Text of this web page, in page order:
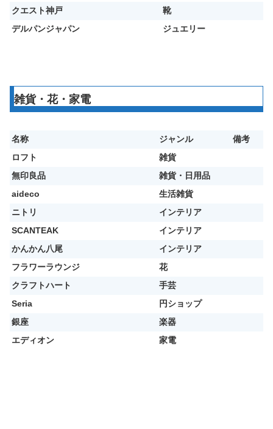
クエスト神戸
靴
デルパンジャパン
ジュエリー
雑貨・花・家電
名称 ジャンル
備考
ロフト
雑貨
無印良品
雑貨・日用品
aideco
生活雑貨
ニトリ
インテリア
SCANTEAK
インテリア
かんかん八尾
インテリア
フラワーラウンジ
花
クラフトハート
手芸
Seria
円ショップ
銀座
楽器
エディオン
家電